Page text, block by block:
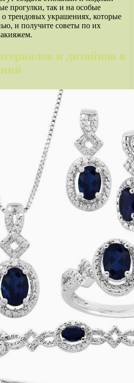
прогулки, так и на особые
трендовых украшениях, которые
и получите советы по их
и дизайнов в